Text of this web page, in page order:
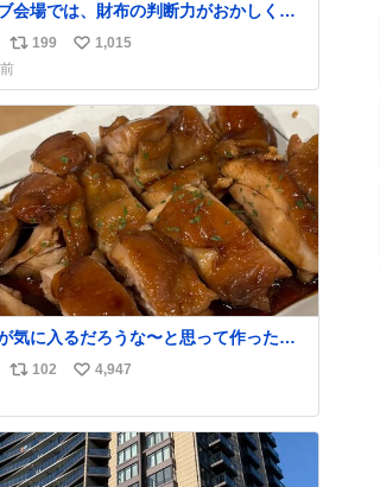
会場では、財布の判断力がおかしくな
リ
ポ
ス
ト
数
199
い
ね
数
1,015
気に入るだろうな〜と思って作ったら
何倍も美味しい美味しい言ってくれて
リ
ス
ト
数
102
い
ね
数
4,947